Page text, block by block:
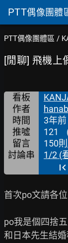
PTT偶像團體
PTT偶像團體區 /
[閒聊] 飛機上
看板
作者
時間 3年前
推噓 121
留言
150
討論串 1/2 (
首次po文請各
po我是個四捨
和日本先生結